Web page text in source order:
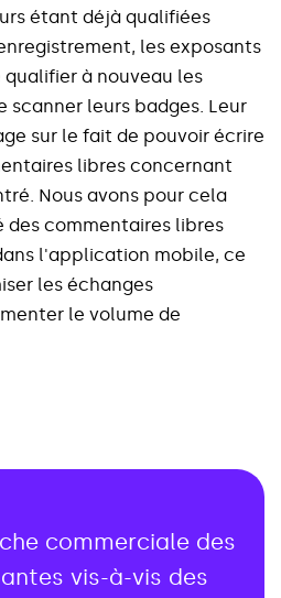
urs étant déjà qualifiées
nregistrement, les exposants
qualifier à nouveau les
scanner leurs badges. Leur
ge sur le fait de pouvoir écrire
entaires libres concernant
tré. Nous avons pour cela
des commentaires libres
ans l'application mobile, ce
iser les échanges
menter le volume de
commerciale des
vis-à-vis des